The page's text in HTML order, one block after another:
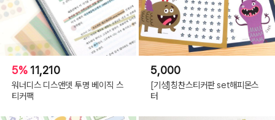
5% 11,210
워너디스 디스앤뎃 투명 베이직 스
티커팩
5,000
[기성]칭찬스티커판 set해피몬스
터